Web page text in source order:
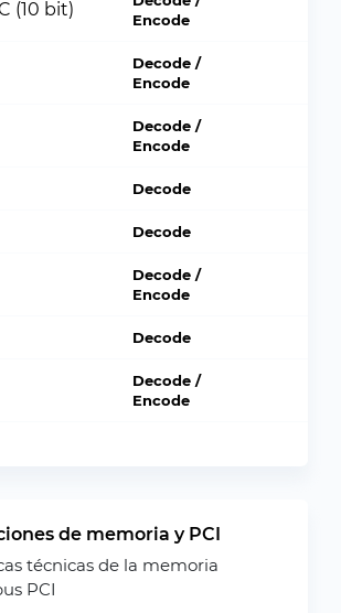
(10 bit)
Encode
Decode /
Encode
Decode /
Encode
Decode
Decode
Decode /
Encode
Decode
Decode /
Encode
de memoria y PCI
técnicas de la memoria
PCI